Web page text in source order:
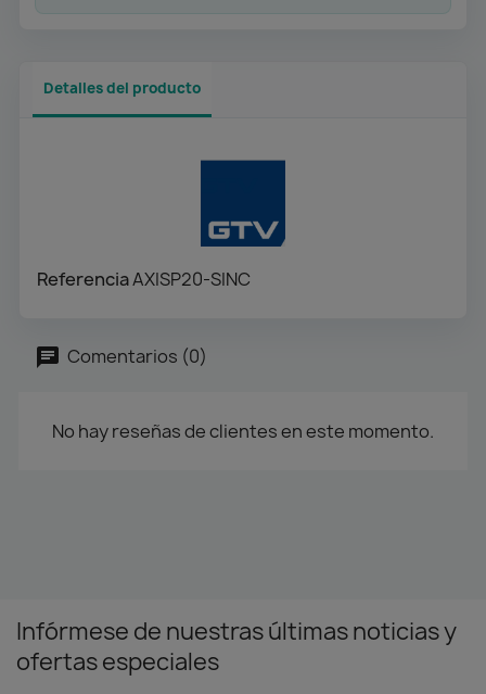
Detalles del producto
ReferenciaAXISP20-SINC
Comentarios (0)
No hay reseñas de clientes en este momento.
Infórmese de nuestras últimas noticias y
ofertas especiales